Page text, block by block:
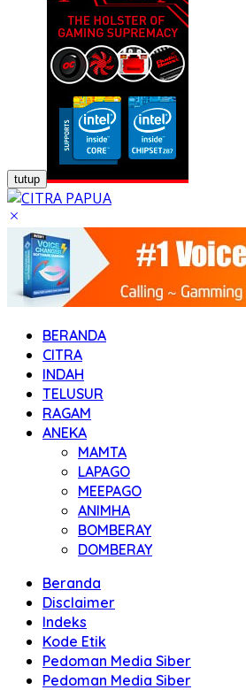
tutup
BERANDA
CITRA
INDAH
TELUSUR
RAGAM
ANEKA
MAMTA
LAPAGO
MEEPAGO
ANIMHA
BOMBERAY
DOMBERAY
Beranda
Disclaimer
Indeks
Kode Etik
Pedoman Media Siber
Pedoman Media Siber